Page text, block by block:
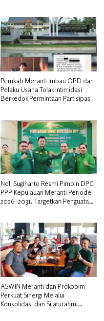
Pemkab Meranti Imbau OPD dan
Pelaku Usaha Tolak Intimidasi
Berkedok Permintaan Partisipasi
Noli Sugiharto Resmi Pimpin DPC
PPP Kepulauan Meranti Periode
2026–2031, Targetkan Penguatan
ASWIN Meranti dan Prokopim
Perkuat Sinergi Melalui
Konsolidasi dan Silaturahmi